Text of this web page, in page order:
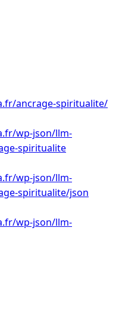
ancrage-spiritualite/
wp-json/llm-
spiritualite
wp-json/llm-
spiritualite/json
wp-json/llm-